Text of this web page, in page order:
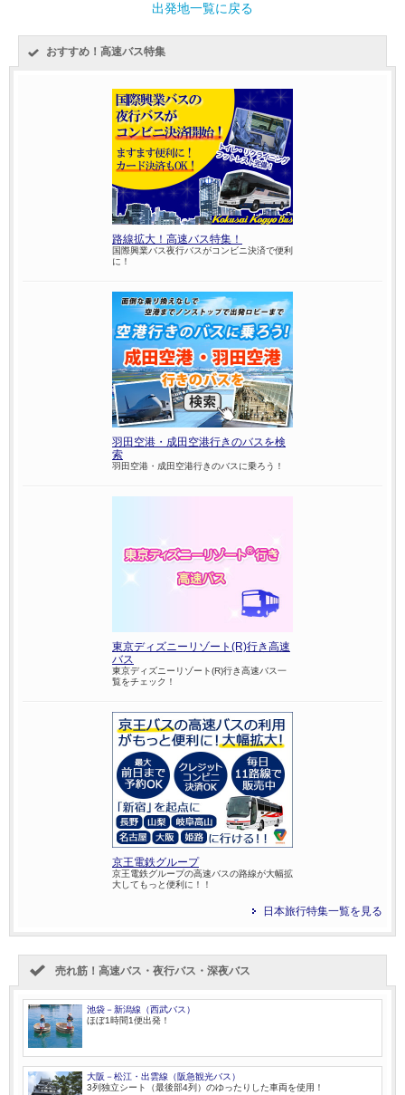
出発地一覧に戻る
おすすめ！高速バス特集
路線拡大！高速バス特集！
国際興業バス夜行バスがコンビニ決済で便利
に！
羽田空港・成田空港行きのバスを検
索
羽田空港・成田空港行きのバスに乗ろう！
東京ディズニーリゾート(R)行き高速
バス
東京ディズニーリゾート(R)行き高速バス一
覧をチェック！
京王電鉄グループ
京王電鉄グループの高速バスの路線が大幅拡
大してもっと便利に！！
日本旅行特集一覧を見る
売れ筋！高速バス・夜行バス・深夜バス
池袋－新潟線（西武バス）
ほぼ1時間1便出発！
大阪－松江・出雲線（阪急観光バス）
3列独立シート（最後部4列）のゆったりした車両を使用！